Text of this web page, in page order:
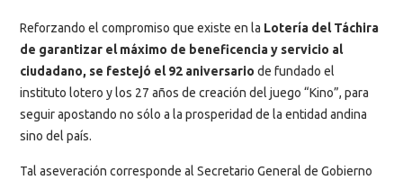
Reforzando el compromiso que existe en la Lotería del Táchira
de garantizar el máximo de beneficencia y servicio al
ciudadano, se festejó el 92 aniversario de fundado el
instituto lotero y los 27 años de creación del juego “Kino”, para
seguir apostando no sólo a la prosperidad de la entidad andina
sino del país.
Tal aseveración corresponde al Secretario General de Gobierno